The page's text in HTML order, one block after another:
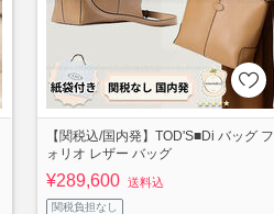
【関税込/国内発】TOD'S■Di バッグ フ
ォリオ レザー バッグ
¥289,600 送料込
関税負担なし